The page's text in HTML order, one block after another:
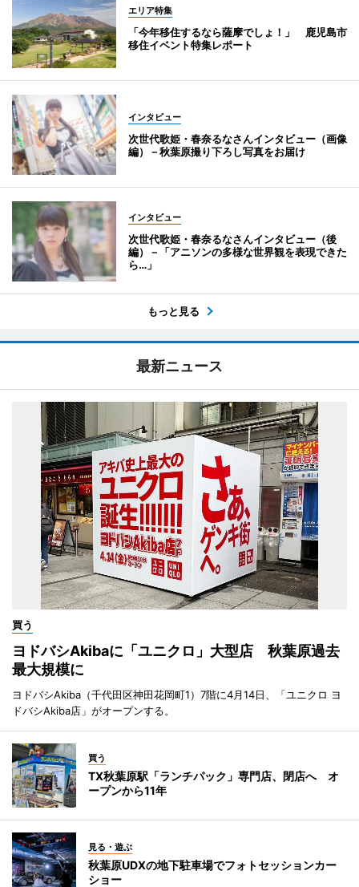
エリア特集
「今年移住するなら薩摩でしょ！」 鹿児島市
移住イベント特集レポート
インタビュー
次世代歌姫・春奈るなさんインタビュー（画像
編）－秋葉原撮り下ろし写真をお届け
インタビュー
次世代歌姫・春奈るなさんインタビュー（後
編）－「アニソンの多様な世界観を表現できた
ら…」
もっと見る
最新ニュース
買う
ヨドバシAkibaに「ユニクロ」大型店 秋葉原過去
最大規模に
ヨドバシAkiba（千代田区神田花岡町1）7階に4月14日、「ユニクロ ヨ
ドバシAkiba店」がオープンする。
買う
TX秋葉原駅「ランチパック」専門店、閉店へ オ
ープンから11年
見る・遊ぶ
秋葉原UDXの地下駐車場でフォトセッションカー
ショー